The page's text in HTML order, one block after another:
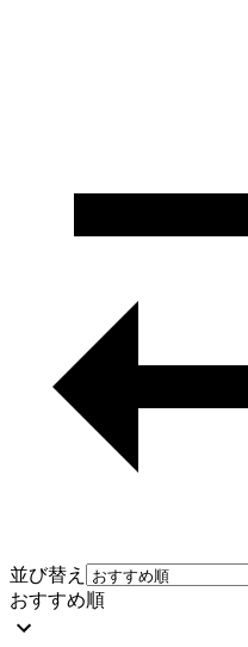
並び替え
おすすめ順